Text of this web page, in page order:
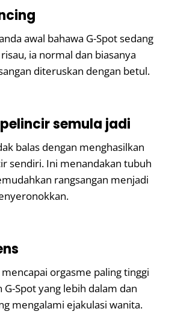
awal bahawa G-Spot sedang
ia normal dan biasanya
diteruskan dengan betul.
semula jadi
balas dengan menghasilkan
sendiri. Ini menandakan tubuh
rangsangan menjadi
orgasme paling tinggi
Spot yang lebih dalam dan
mengalami ejakulasi wanita.